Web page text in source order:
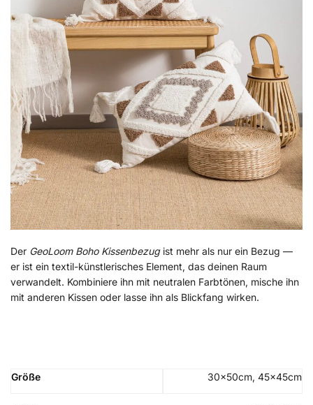
Der GeoLoom Boho Kissenbezugist mehr als nur ein Bezug —
er ist ein textil-künstlerisches Element, das deinen Raum
verwandelt. Kombiniere ihn mit neutralen Farbtönen, mische ihn
mit anderen Kissen oder lasse ihn als Blickfang wirken.
Größe 30x50cm, 45x45cm